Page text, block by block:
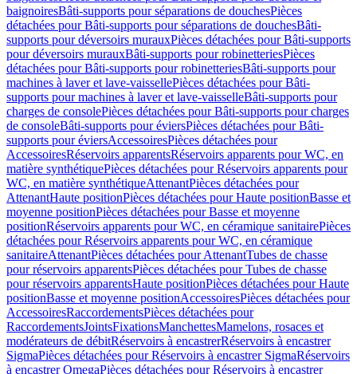
baignoiresBâti-supports pour séparations de douchesPièces
détachées pour Bâti-supports pour séparations de douchesBâti-
supports pour déversoirs murauxPièces détachées pour Bâti-supports
pour déversoirs murauxBâti-supports pour robinetteriesPièces
détachées pour Bâti-supports pour robinetteriesBâti-supports pour
machines à laver et lave-vaissellePièces détachées pour Bâti-
supports pour machines à laver et lave-vaisselleBâti-supports pour
charges de consolePièces détachées pour Bâti-supports pour charges
de consoleBâti-supports pour éviersPièces détachées pour Bâti-
supports pour éviersAccessoiresPièces détachées pour
AccessoiresRéservoirs apparentsRéservoirs apparents pour WC, en
matière synthétiquePièces détachées pour Réservoirs apparents pour
WC, en matière synthétiqueAttenantPièces détachées pour
AttenantHaute positionPièces détachées pour Haute positionBasse et
moyenne positionPièces détachées pour Basse et moyenne
positionRéservoirs apparents pour WC, en céramique sanitairePièces
détachées pour Réservoirs apparents pour WC, en céramique
sanitaireAttenantPièces détachées pour AttenantTubes de chasse
pour réservoirs apparentsPièces détachées pour Tubes de chasse
pour réservoirs apparentsHaute positionPièces détachées pour Haute
positionBasse et moyenne positionAccessoiresPièces détachées pour
AccessoiresRaccordementsPièces détachées pour
RaccordementsJointsFixationsManchettesMamelons, rosaces et
modérateurs de débitRéservoirs à encastrerRéservoirs à encastrer
SigmaPièces détachées pour Réservoirs à encastrer SigmaRéservoirs
à encastrer OmegaPièces détachées pour Réservoirs à encastrer